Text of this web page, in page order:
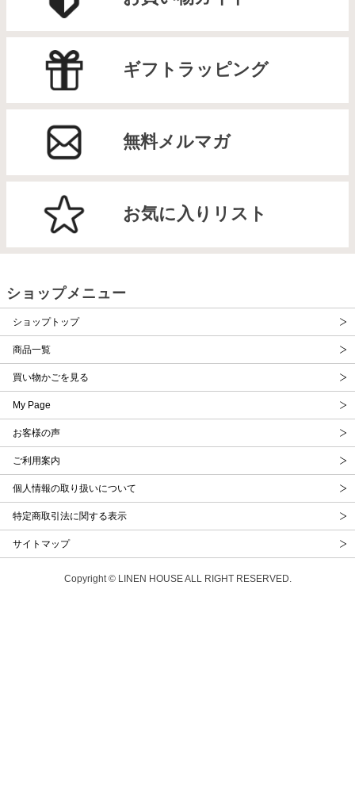
ギフトラッピング
無料メルマガ
お気に入りリスト
ショップメニュー
ショップトップ
商品一覧
買い物かごを見る
My Page
お客様の声
ご利用案内
個人情報の取り扱いについて
特定商取引法に関する表示
サイトマップ
Copyright © LINEN HOUSE ALL RIGHT RESERVED.